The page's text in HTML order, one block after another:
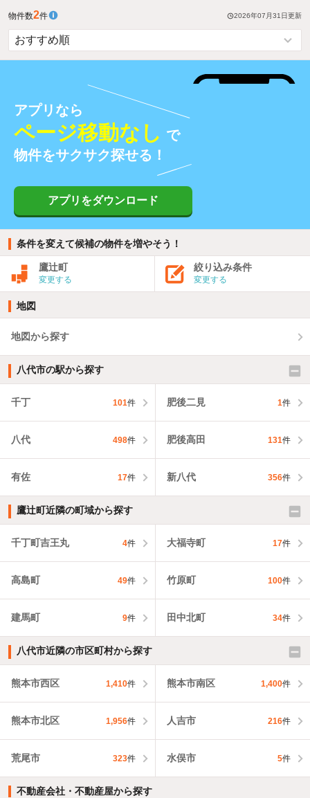
物件数2件 2026年07月31日 更新
アプリなら
ページ移動なし で
物件をサクサク探せる！
アプリをダウンロード
条件を変えて候補の物件を増やそう！
鷹辻町
変更する
絞り込み条件
変更する
地図
地図から探す
八代市の駅から探す
千丁 101件 肥後二見 1件
八代 498件 肥後高田 131件
有佐 17件 新八代 356件
鷹辻町近隣の町域から探す
千丁町吉王丸 4件 大福寺町 17件
高島町 49件 竹原町 100件
建馬町 9件 田中北町 34件
八代市近隣の市区町村から探す
熊本市西区 1,410件 熊本市南区 1,400件
熊本市北区 1,956件 人吉市 216件
荒尾市 323件 水俣市 5件
不動産会社・不動産屋から探す